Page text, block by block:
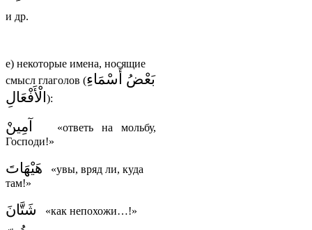
и др.
е) некоторые имена, носящие
смысл глаголов (بَعْضُ أَسْمَاءِ
الْأَفْعَالِ ):
آمِينْ
«ответь на мольбу,
Господи!»
هَيْهَاتَ «увы, вряд ли, куда
там!»
شَتَّانَ «как непохожи…!»